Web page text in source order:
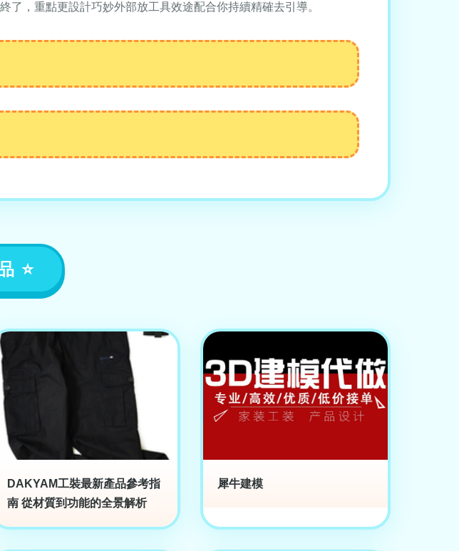
，重點更設計巧妙外部放工具效途配合你持續精確去引導。
DAKYAM工裝最新產品參考指
南 從材質到功能的全景解析
犀牛建模